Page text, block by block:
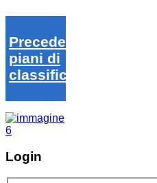
Precedenti
piani di
classifica
Login